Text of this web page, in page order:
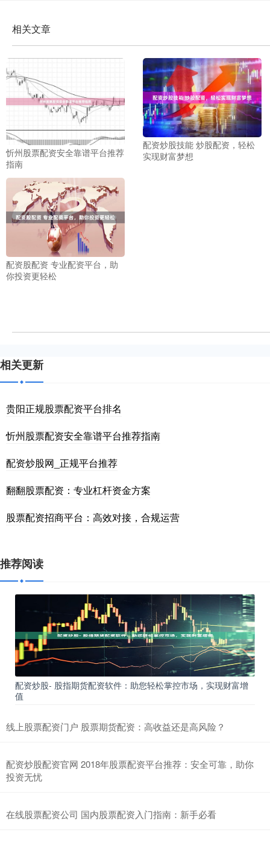
相关文章
忻州股票配资安全靠谱平台推荐
指南
配资炒股技能 炒股配资，轻松
实现财富梦想
配资股配资 专业配资平台，助
你投资更轻松
相关更新
贵阳正规股票配资平台排名
忻州股票配资安全靠谱平台推荐指南
配资炒股网_正规平台推荐
翻翻股票配资：专业杠杆资金方案
股票配资招商平台：高效对接，合规运营
推荐阅读
配资炒股- 股指期货配资软件：助您轻松掌控市场，实现财富增
值
线上股票配资门户 股票期货配资：高收益还是高风险？
配资炒股配资官网 2018年股票配资平台推荐：安全可靠，助你
投资无忧
在线股票配资公司 国内股票配资入门指南：新手必看